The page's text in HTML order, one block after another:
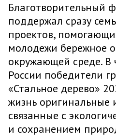
Благотворительный
поддержал сразу
проектов,
молодежи бережное
окружающей среде. В
России победители
«Стальное дерево»
жизнь оригинальные
связанные с
и сохранением